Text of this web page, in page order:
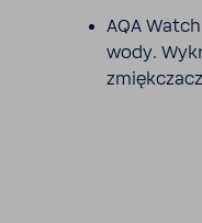
AQA
wody.